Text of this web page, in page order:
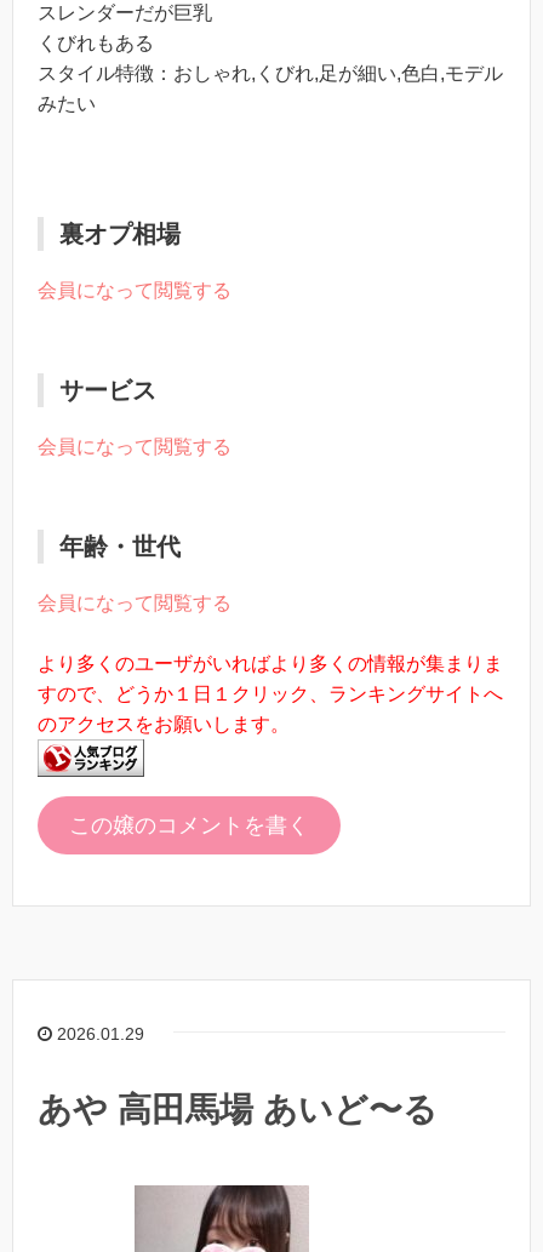
スレンダーだが巨乳
くびれもある
スタイル特徴：おしゃれ,くびれ,足が細い,色白,モデル
みたい
裏オプ相場
会員になって閲覧する
サービス
会員になって閲覧する
年齢・世代
会員になって閲覧する
より多くのユーザがいればより多くの情報が集まりま
すので、どうか１日１クリック、ランキングサイトへ
のアクセスをお願いします。
この嬢のコメントを書く
2026.01.29
あや 高田馬場 あいど〜る